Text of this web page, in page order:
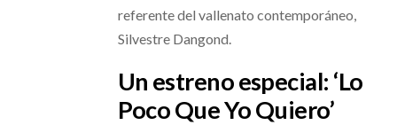
referente del vallenato contemporáneo,
Silvestre Dangond.
Un estreno especial: ‘Lo
Poco Que Yo Quiero’